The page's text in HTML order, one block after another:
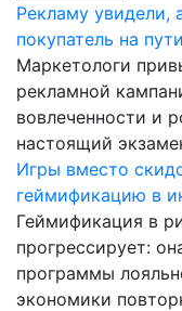
Рекламу увидели,
покупатель на
Маркетологи
рекламной
вовлеченности и
настоящий
Игры вместо
геймификацию в
Геймификация в
прогрессирует:
программы
экономики